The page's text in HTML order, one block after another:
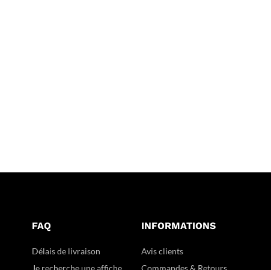
FAQ
Délais de livraison
Je recherche une affiche
INFORMATIONS
Avis clients
Commandes & Retours